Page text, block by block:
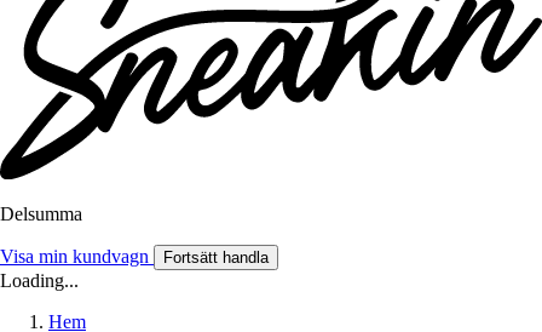
Delsumma
Visa min kundvagn Fortsätt handla
Loading...
Hem